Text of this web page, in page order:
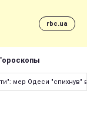
rbc.ua
мер Одеси "спихнув"